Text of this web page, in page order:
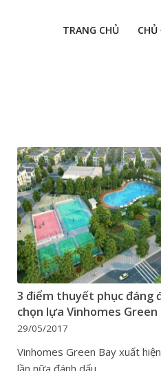
TRANG CHỦ
3 điểm thuyết phục đáng
chọn lựa Vinhomes Green
29/05/2017
Vinhomes Green Bay xuất
lần nữa đánh dấu…